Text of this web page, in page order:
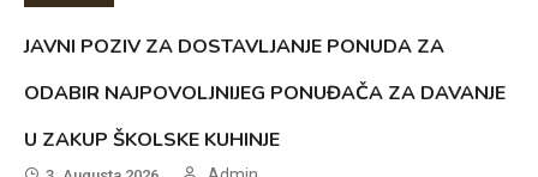
JAVNI POZIV ZA DOSTAVLJANJE PONUDA ZA
ODABIR NAJPOVOLJNIJEG PONUĐAČA ZA DAVANJE
U ZAKUP ŠKOLSKE KUHINJE